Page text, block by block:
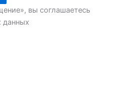
вы соглашаетесь
данных